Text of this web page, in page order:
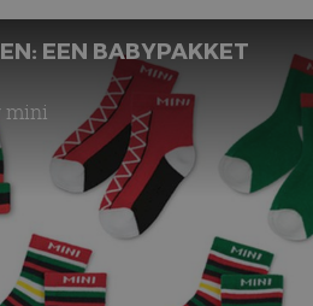
EEN BABYPAKKET
mini